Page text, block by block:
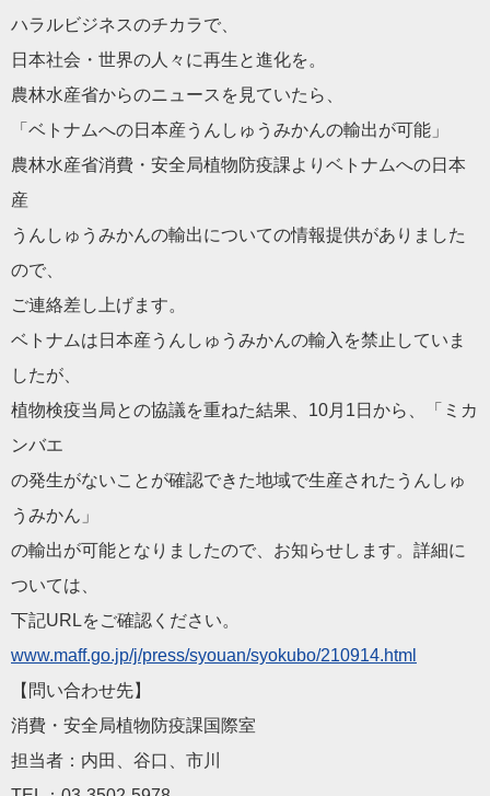
ハラルビジネスのチカラで、
日本社会・世界の人々に再生と進化を。
農林水産省からのニュースを見ていたら、
「ベトナムへの日本産うんしゅうみかんの輸出が可能」
農林水産省消費・安全局植物防疫課よりベトナムへの日本
産
うんしゅうみかんの輸出についての情報提供がありました
ので、
ご連絡差し上げます。
ベトナムは日本産うんしゅうみかんの輸入を禁止していま
したが、
植物検疫当局との協議を重ねた結果、10月1日から、「ミカ
ンバエ
の発生がないことが確認できた地域で生産されたうんしゅ
うみかん 」
の輸出が可能となりましたので、お知らせします。詳細に
ついては
下記URLをご確認ください。
www.maff.go.jp/j/press/syouan/syokubo/210914.html
【問い合わせ先】
消費・安全局植物防疫課国際室
担当者：内田、谷口、市川